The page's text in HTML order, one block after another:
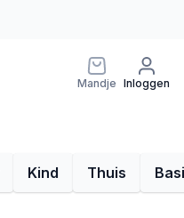
Mandje Inloggen
Kind Thuis